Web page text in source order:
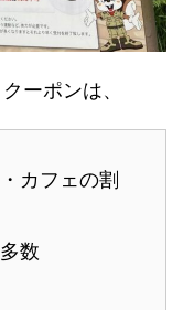
ーポンは、
カフェの割
数